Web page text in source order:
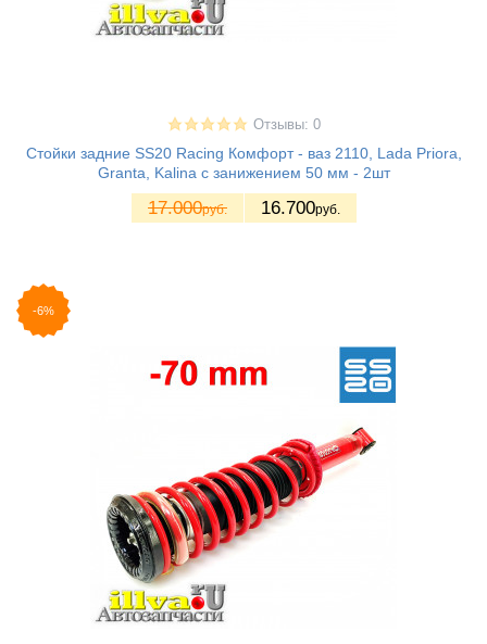
Отзывы: 0
Стойки задние SS20 Racing Комфорт - ваз 2110, Lada Priora,
Granta, Kalina с занижением 50 мм - 2шт
17.000руб. 16.700руб.
-6%